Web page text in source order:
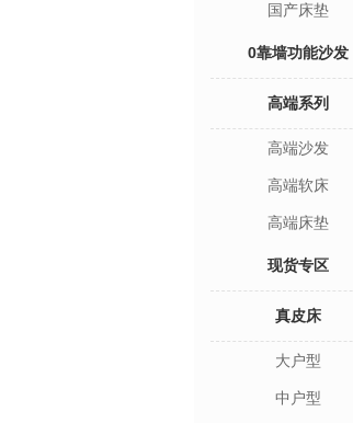
国产床垫
0靠墙功能沙发
高端系列
高端沙发
高端软床
高端床垫
现货专区
真皮床
大户型
中户型